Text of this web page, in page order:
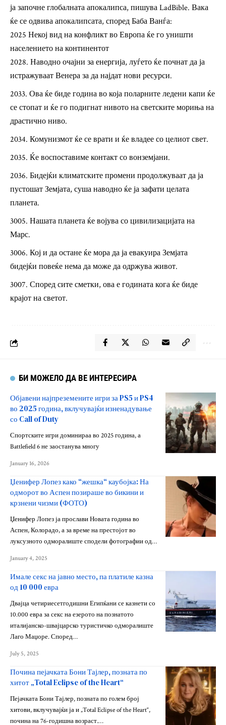
ја започне глобалната апокалипса, пишува LadBible. Вака
ќе се одвива апокалипсата, според Баба Ванѓа:
2025 Некој вид на конфликт во Европа ќе го уништи
населението на континентот
Наводно очајни за енергија, луѓето ќе почнат да ја
истражуваат Венера за да најдат нови ресурси.
Ова ќе биде година во која поларните ледени капи ќе
се стопат и ќе го подигнат нивото на светските мориња на
драстично ниво.
Комунизмот ќе се врати и ќе владее со целиот свет.
Ќе воспоставиме контакт со вонземјани.
Бидејќи климатските промени продолжуваат да ја
пустошат Земјата, суша наводно ќе ја зафати целата
планета.
Нашата планета ќе војува со цивилизацијата на
Марс.
Кој и да остане ќе мора да ја евакуира Земјата
бидејќи повеќе нема да може да одржува живот.
Според сите сметки, ова е годината кога ќе биде
крајот на светот.
БИ МОЖЕЛО ДА ВЕ ИНТЕРЕСИРА
Објавени најпреземените игри за PS5 и PS4
во 2025 година, вклучувајќи изненадување
со Call of Duty
Спортските игри доминираа во 2025 година, а
Battlefield 6 не заостанува многу
January 16, 2026
Џенифер Лопез како “жешка“ каубојка: На
одморот во Аспен позираше во бикини и
крзнени чизми (ФОТО)
Џенифер Лопез ја прослави Новата година во
Аспен, Колорадо, а за време на престојот во
луксузното одморалиште сподели фотографии од…
January 4, 2025
Имале секс на јавно место, па платиле казна
од 10 000 евра
Двајца четириесетгодишни Египќани се казнети со
10.000 евра за секс на езерото на познатото
италијанско-швајцарско туристичко одморалиште
Лаго Маџоре. Според…
July 5, 2025
Почина пејачката Бони Тајлер, позната по
хитот „Total Eclipse of the Heart“
Пејачката Бони Тајлер, позната по голем број
хитови, вклучувајќи ја и „Total Eclipse of the Heart“,
почина на 76-годишна возраст.…